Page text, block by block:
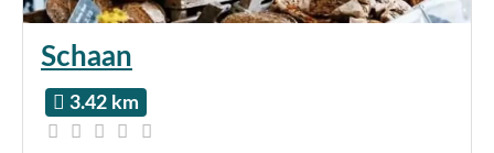
Schaan
3.42 km